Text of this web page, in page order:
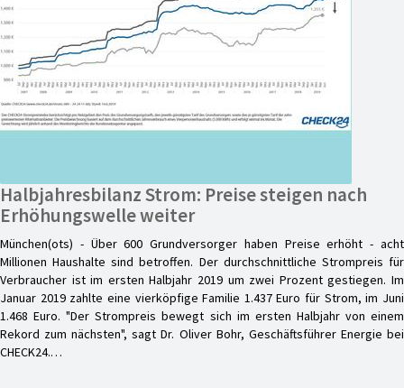
Halbjahresbilanz Strom: Preise steigen nach
Erhöhungswelle weiter
München(ots) - Über 600 Grundversorger haben Preise erhöht - acht
Millionen Haushalte sind betroffen. Der durchschnittliche Strompreis für
Verbraucher ist im ersten Halbjahr 2019 um zwei Prozent gestiegen. Im
Januar 2019 zahlte eine vierköpfige Familie 1.437 Euro für Strom, im Juni
1.468 Euro. "Der Strompreis bewegt sich im ersten Halbjahr von einem
Rekord zum nächsten", sagt Dr. Oliver Bohr, Geschäftsführer Energie bei
CHECK24.…